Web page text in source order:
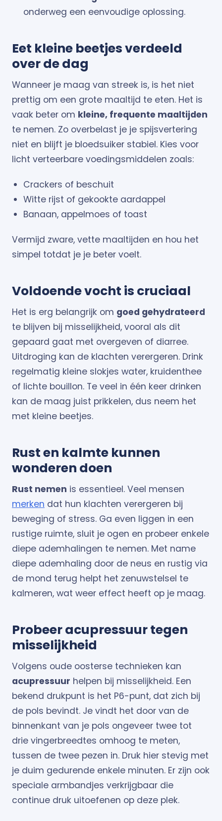
onderweg een eenvoudige oplossing.
Eet kleine beetjes verdeeld
over de dag
Wanneer je maag van streek is, is het niet
prettig om een grote maaltijd te eten. Het is
vaak beter om kleine, frequente maaltijden
te nemen. Zo overbelast je je spijsvertering
niet en blijft je bloedsuiker stabiel. Kies voor
licht verteerbare voedingsmiddelen zoals:
Crackers of beschuit
Witte rijst of gekookte aardappel
Banaan, appelmoes of toast
Vermijd zware, vette maaltijden en hou het
simpel totdat je je beter voelt.
Voldoende vocht is cruciaal
Het is erg belangrijk om goed gehydrateerd
te blijven bij misselijkheid, vooral als dit
gepaard gaat met overgeven of diarree.
Uitdroging kan de klachten verergeren. Drink
regelmatig kleine slokjes water, kruidenthee
of lichte bouillon. Te veel in één keer drinken
kan de maag juist prikkelen, dus neem het
met kleine beetjes.
Rust en kalmte kunnen
wonderen doen
Rust nemen is essentieel. Veel mensen
merken dat hun klachten verergeren bij
beweging of stress. Ga even liggen in een
rustige ruimte, sluit je ogen en probeer enkele
diepe ademhalingen te nemen. Met name
diepe ademhaling door de neus en rustig via
de mond terug helpt het zenuwstelsel te
kalmeren, wat weer effect heeft op je maag.
Probeer acupressuur tegen
misselijkheid
Volgens oude oosterse technieken kan
acupressuur helpen bij misselijkheid. Een
bekend drukpunt is het P6-punt, dat zich bij
de pols bevindt. Je vindt het door van de
binnenkant van je pols ongeveer twee tot
drie vingerbreedtes omhoog te meten,
tussen de twee pezen in. Druk hier stevig met
je duim gedurende enkele minuten. Er zijn ook
speciale armbandjes verkrijgbaar die
continue druk uitoefenen op deze plek.